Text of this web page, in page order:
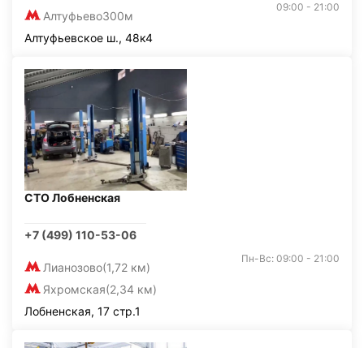
Алтуфьево300м
09:00 - 21:00
Алтуфьевское ш., 48к4
СТО Лобненская
+7 (499) 110-53-06
Лианозово(1,72 км)
Яхромская(2,34 км)
Пн-Вс: 09:00 - 21:00
Лобненская, 17 стр.1